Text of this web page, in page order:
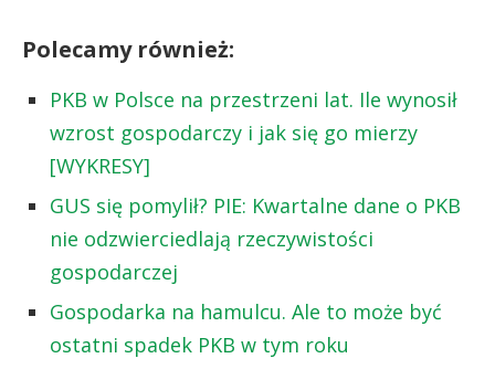
Polecamy również:
PKB w Polsce na przestrzeni lat. Ile wynosił
wzrost gospodarczy i jak się go mierzy
[WYKRESY]
GUS się pomylił? PIE: Kwartalne dane o PKB
nie odzwierciedlają rzeczywistości
gospodarczej
Gospodarka na hamulcu. Ale to może być
ostatni spadek PKB w tym roku